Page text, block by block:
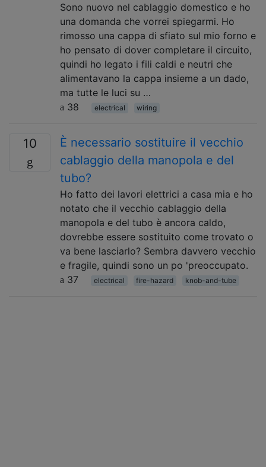
Sono nuovo nel cablaggio domestico e ho
una domanda che vorrei spiegarmi. Ho
rimosso una cappa di sfiato sul mio forno e
ho pensato di dover completare il circuito,
quindi ho legato i fili caldi e neutri che
alimentavano la cappa insieme a un dado,
ma tutte le luci su …
38
electrical wiring
10
È necessario sostituire il vecchio
cablaggio della manopola e del
tubo?
Ho fatto dei lavori elettrici a casa mia e ho
notato che il vecchio cablaggio della
manopola e del tubo è ancora caldo,
dovrebbe essere sostituito come trovato o
va bene lasciarlo? Sembra davvero vecchio
e fragile, quindi sono un po 'preoccupato.
37
electrical fire-hazard knob-and-tube